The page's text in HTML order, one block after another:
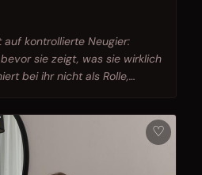
kontrollierte Neugier:
sie zeigt, was sie wirklich
bei ihr nicht als Rolle,
♡